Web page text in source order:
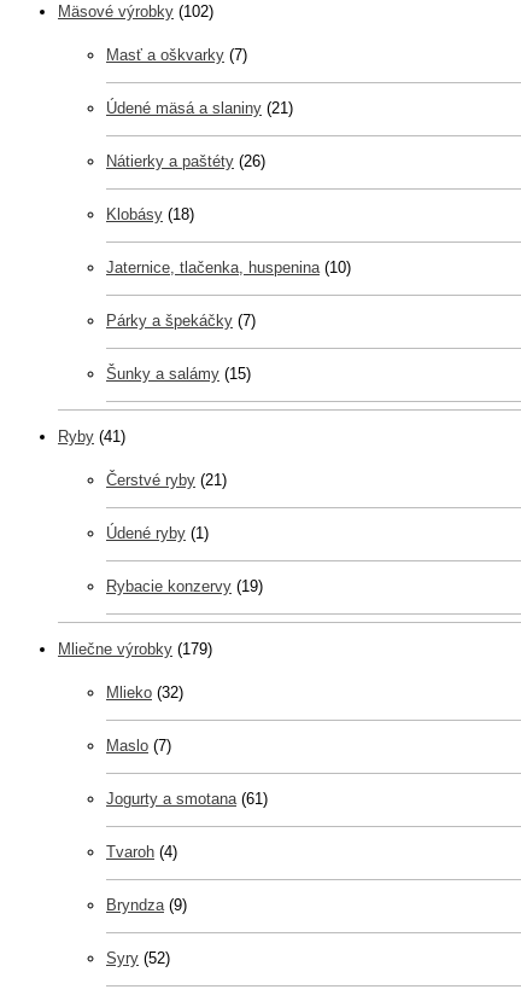
Mäsové výrobky (102)
Masť a oškvarky (7)
Údené mäsá a slaniny (21)
Nátierky a paštéty (26)
Klobásy (18)
Jaternice, tlačenka, huspenina (10)
Párky a špekáčky (7)
Šunky a salámy (15)
Ryby (41)
Čerstvé ryby (21)
Údené ryby (1)
Rybacie konzervy (19)
Mliečne výrobky (179)
Mlieko (32)
Maslo (7)
Jogurty a smotana (61)
Tvaroh (4)
Bryndza (9)
Syry (52)